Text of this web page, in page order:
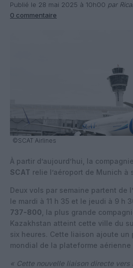
Publié le 28 mai 2025 à 10h00 par
0 commentaire
©SCAT Airlines
À partir d’aujourd’hui, la
SCAT relie l’aéroport de Munich à
Deux vols par semaine partent de
le mardi à 11 h 35 et le jeudi à 9 h
737-800 , la plus grande
Kazakhstan atteint cette ville du
six heures. Cette liaison ajoute un
mondial de la plateforme aérienne
« Cette nouvelle liaison directe vers